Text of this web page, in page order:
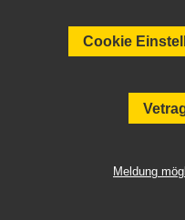
Cookie
Meldung